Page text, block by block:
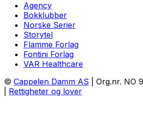
Agency
Bokklubber
Norske Serier
Storytel
Flamme Forlag
Fontini Forlag
VAR Healthcare
© Cappelen Damm AS | Org.nr. NO
Rettigheter og lover